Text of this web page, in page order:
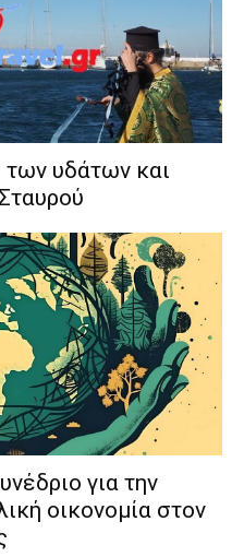
υδάτων και
για την
οικονομία στον